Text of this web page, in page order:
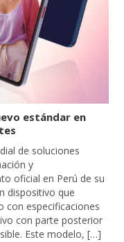
estándar en
de soluciones
y
oficial en Perú de su
dispositivo que
con especificaciones
con parte posterior
Este modelo, […]